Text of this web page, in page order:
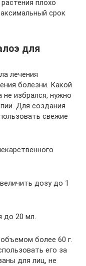
плохо
срок
для
лечения
болезни. Какой
не избрался, нужно
Для создания
свежие
дозу до 1
до 20 мл.
более 60 г.
его за
для лиц, не